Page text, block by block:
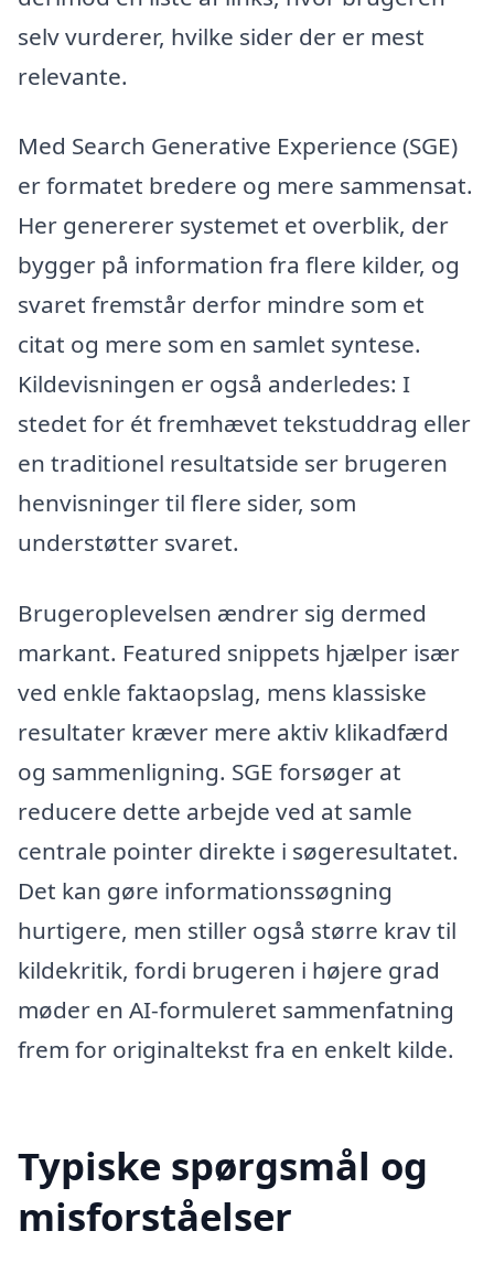
selv vurderer, hvilke sider der er mest
relevante.
Med Search Generative Experience (SGE)
er formatet bredere og mere sammensat.
Her genererer systemet et overblik, der
bygger på information fra flere kilder, og
svaret fremstår derfor mindre som et
citat og mere som en samlet syntese.
Kildevisningen er også anderledes: I
stedet for ét fremhævet tekstuddrag eller
en traditionel resultatside ser brugeren
henvisninger til flere sider, som
understøtter svaret.
Brugeroplevelsen ændrer sig dermed
markant. Featured snippets hjælper især
ved enkle faktaopslag, mens klassiske
resultater kræver mere aktiv klikadfærd
og sammenligning. SGE forsøger at
reducere dette arbejde ved at samle
centrale pointer direkte i søgeresultatet.
Det kan gøre informationssøgning
hurtigere, men stiller også større krav til
kildekritik, fordi brugeren i højere grad
møder en AI-formuleret sammenfatning
frem for originaltekst fra en enkelt kilde.
Typiske spørgsmål og
misforståelser